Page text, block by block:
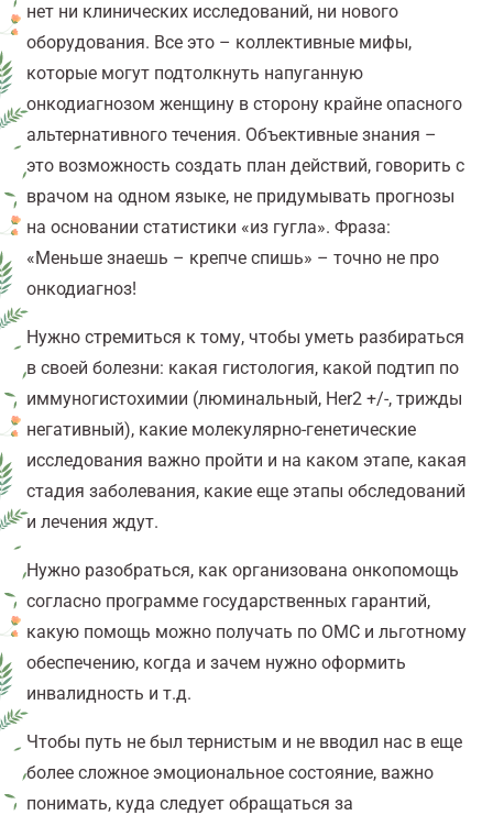
нет ни клинических исследований, ни нового
оборудования. Все это – коллективные мифы,
которые могут подтолкнуть напуганную
онкодиагнозом женщину в сторону крайне опасного
альтернативного течения. Объективные знания –
это возможность создать план действий, говорить с
врачом на одном языке, не придумывать прогнозы
на основании статистики «из гугла». Фраза:
«Меньше знаешь – крепче спишь» – точно не про
онкодиагноз!
Нужно стремиться к тому, чтобы уметь разбираться
в своей болезни: какая гистология, какой подтип по
иммуногистохимии (люминальный, Her2 +/-, трижды
негативный), какие молекулярно-генетические
исследования важно пройти и на каком этапе, какая
стадия заболевания, какие еще этапы обследований
и лечения ждут.
Нужно разобраться, как организована онкопомощь
согласно программе государственных гарантий,
какую помощь можно получать по ОМС и льготному
обеспечению, когда и зачем нужно оформить
инвалидность и т.д.
Чтобы путь не был тернистым и не вводил нас в еще
более сложное эмоциональное состояние, важно
понимать, куда следует обращаться за